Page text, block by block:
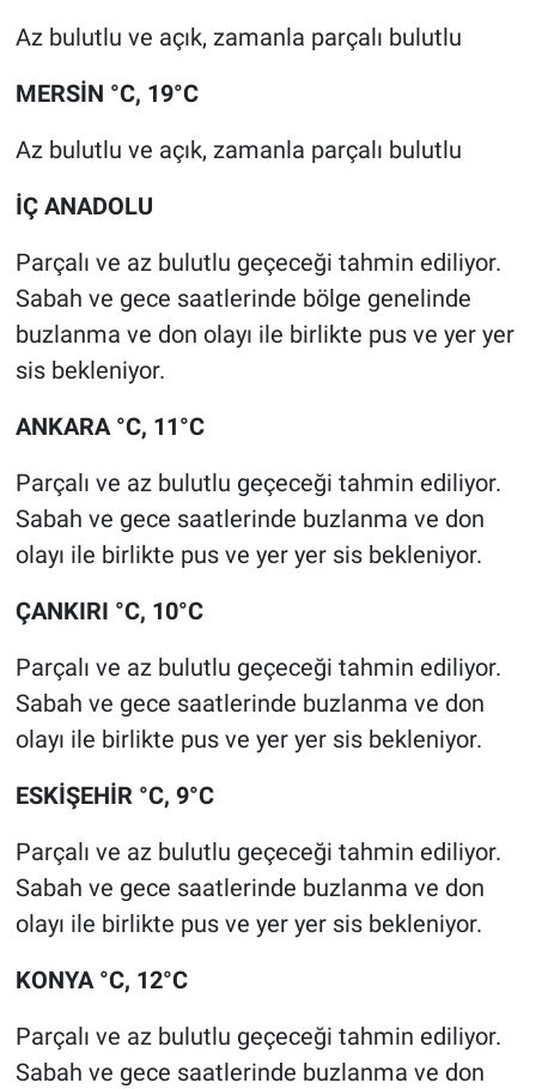
Az bulutlu ve açık, zamanla parçalı bulutlu
MERSİN °C, 19°C
Az bulutlu ve açık, zamanla parçalı bulutlu
İÇ ANADOLU
Parçalı ve az bulutlu geçeceği tahmin ediliyor.
Sabah ve gece saatlerinde bölge genelinde
buzlanma ve don olayı ile birlikte pus ve yer yer
sis bekleniyor.
ANKARA °C, 11°C
Parçalı ve az bulutlu geçeceği tahmin ediliyor.
Sabah ve gece saatlerinde buzlanma ve don
olayı ile birlikte pus ve yer yer sis bekleniyor.
ÇANKIRI °C, 10°C
Parçalı ve az bulutlu geçeceği tahmin ediliyor.
Sabah ve gece saatlerinde buzlanma ve don
olayı ile birlikte pus ve yer yer sis bekleniyor.
ESKİŞEHİR °C, 9°C
Parçalı ve az bulutlu geçeceği tahmin ediliyor.
Sabah ve gece saatlerinde buzlanma ve don
olayı ile birlikte pus ve yer yer sis bekleniyor.
KONYA °C, 12°C
Parçalı ve az bulutlu geçeceği tahmin ediliyor.
Sabah ve gece saatlerinde buzlanma ve don